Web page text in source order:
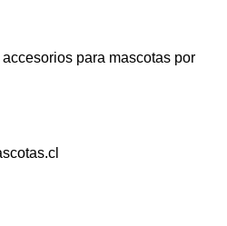
para mascotas por